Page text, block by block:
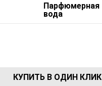
Парфюмерная
вода
КУПИТЬ В ОДИН КЛИК